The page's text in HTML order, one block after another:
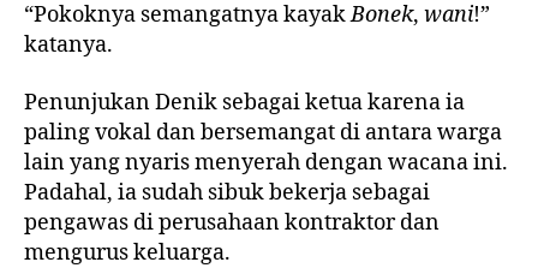
“Pokoknya semangatnya kayakBonek, wani!”
katanya.
Penunjukan Denik sebagai ketua karena ia
paling vokal dan bersemangat di antara warga
lain yang nyaris menyerah dengan wacana ini.
Padahal, ia sudah sibuk bekerja sebagai
pengawas di perusahaan kontraktor dan
mengurus keluarga.